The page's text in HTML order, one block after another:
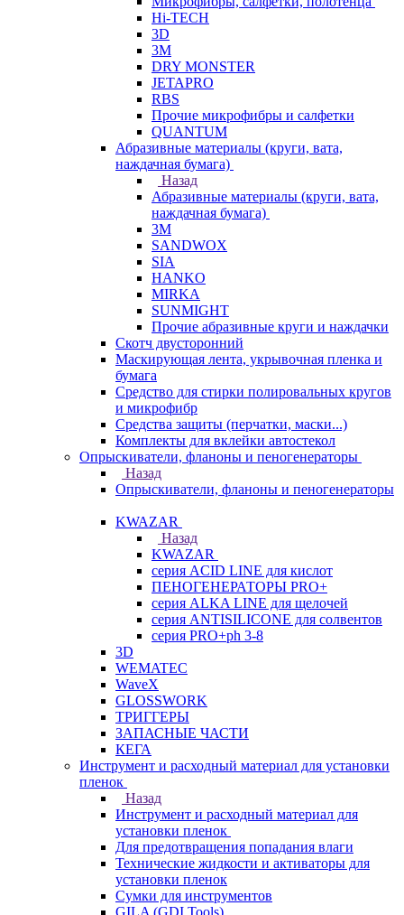
Hi-TECH
3D
3М
DRY MONSTER
JETAPRO
RBS
Прочие микрофибры и салфетки
QUANTUM
Абразивные материалы (круги, вата,
наждачная бумага)
Назад
Абразивные материалы (круги, вата,
наждачная бумага)
3М
SANDWOX
SIA
HANKO
MIRKA
SUNMIGHT
Прочие абразивные круги и наждачки
Скотч двусторонний
Маскирующая лента, укрывочная пленка и
бумага
Средство для стирки полировальных кругов
и микрофибр
Средства защиты (перчатки, маски...)
Комплекты для вклейки автостекол
Опрыскиватели, фланоны и пеногенераторы
Назад
Опрыскиватели, фланоны и пеногенераторы
KWAZAR
Назад
KWAZAR
серия ACID LINE для кислот
ПЕНОГЕНЕРАТОРЫ PRO+
серия ALKA LINE для щелочей
серия ANTISILICONE для солвентов
серия PRO+ph 3-8
3D
WEMATEC
WaveX
GLOSSWORK
ТРИГГЕРЫ
ЗАПАСНЫЕ ЧАСТИ
КЕГА
Инструмент и расходный материал для установки
пленок
Назад
Инструмент и расходный материал для
установки пленок
Для предотвращения попадания влаги
Технические жидкости и активаторы для
установки пленок
Сумки для инструментов
GILA (GDI Tools)